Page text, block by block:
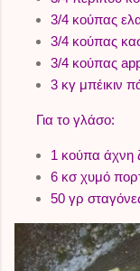
3/4 κούπας
3/4 κούπας
3/4 κούπας
3 κγ μπέικιν
Για το γλάσο:
1 κούπα άχνη
6 κσ χυμό
50 γρ